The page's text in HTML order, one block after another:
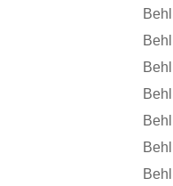
Behlke
Behlke
Behlke
Behlke
Behlke
Behlke
Behlke